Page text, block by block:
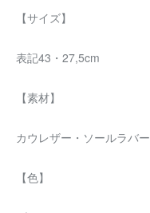
【サイズ】
表記43・27,5cm
【素材】
カウレザー・ソールラバー
【色】